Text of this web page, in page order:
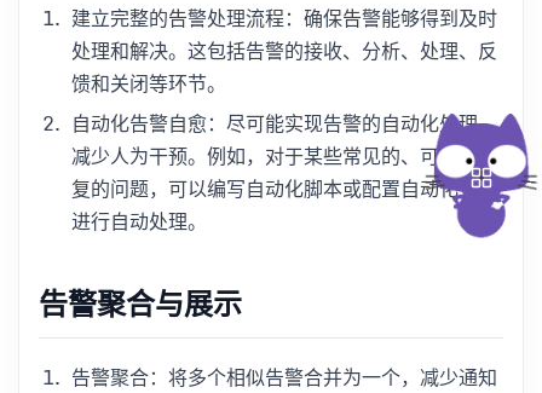
建立完整的告警处理流程：确保告警能够得到及时
处理和解决。这包括告警的接收、分析、处理、反
馈和关闭等环节。
自动化告警自愈：尽可能实现告警的自动化处理，
减少人为干预。例如，对于某些常见的、可自动修
复的问题，可以编写自动化脚本或配置自动化工具
进行自动处理。
告警聚合与展示
告警聚合：将多个相似告警合并为一个，减少通知